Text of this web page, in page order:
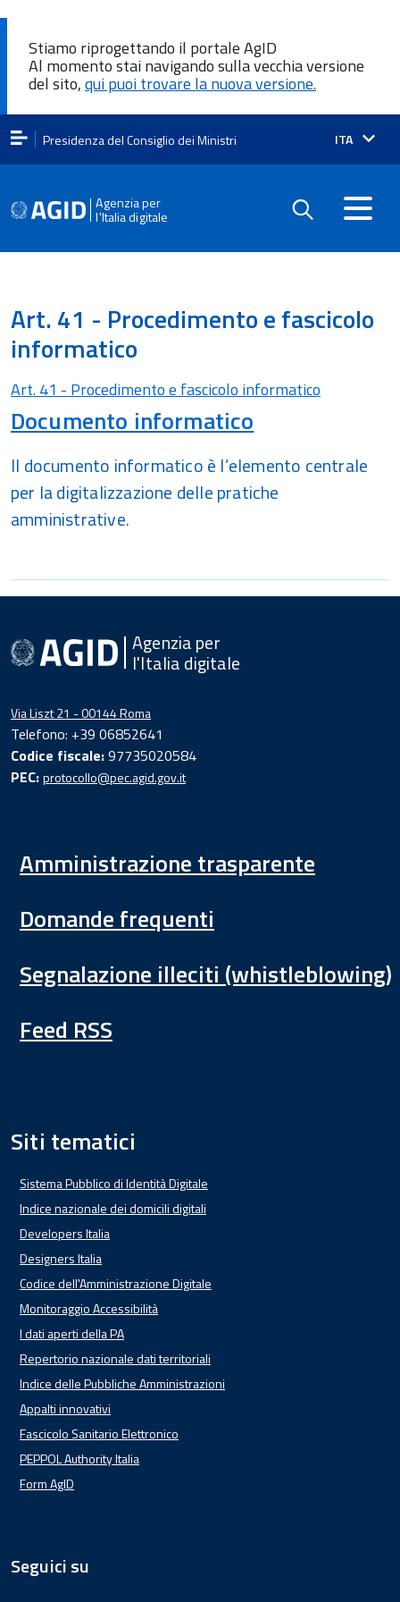
Stiamo riprogettando il portale AgID
Al momento stai navigando sulla vecchia versione
del sito,qui puoi trovare la nuova versione.
Presidenza del Consiglio dei Ministri Lingua
ITA
Agenzia per
l'Italia digitale
Art. 41 - Procedimento e fascicolo
informatico
Art. 41 - Procedimento e fascicolo informatico
Documento informatico
Il documento informatico è l’elemento centrale
per la digitalizzazione delle pratiche
amministrative.
Agenzia per
l'Italia digitale
Via Liszt 21 - 00144 Roma
Telefono: +39 06852641
Codice fiscale:97735020584
PEC:protocollo@pec.agid.gov.it
Amministrazione trasparente
Domande frequenti
Segnalazione illeciti (whistleblowing)
Feed RSS
Siti tematici
Sistema Pubblico di Identità Digitale
Indice nazionale dei domicili digitali
Developers Italia
Designers Italia
Codice dell'Amministrazione Digitale
Monitoraggio Accessibilità
I dati aperti della PA
Repertorio nazionale dati territoriali
Indice delle Pubbliche Amministrazioni
Appalti innovativi
Fascicolo Sanitario Elettronico
PEPPOL Authority Italia
Form AgID
Seguici su